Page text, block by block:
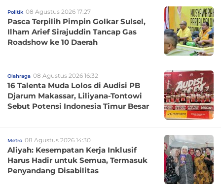
Politik 08 Agustus 2026 17:27
Pasca Terpilih Pimpin Golkar Sulsel,
Ilham Arief Sirajuddin Tancap Gas
Roadshow ke 10 Daerah
Olahraga 08 Agustus 2026 16:32
16 Talenta Muda Lolos di Audisi PB
Djarum Makassar, Liliyana-Tontowi
Sebut Potensi Indonesia Timur Besar
Metro 08 Agustus 2026 14:30
Aliyah: Kesempatan Kerja Inklusif
Harus Hadir untuk Semua, Termasuk
Penyandang Disabilitas